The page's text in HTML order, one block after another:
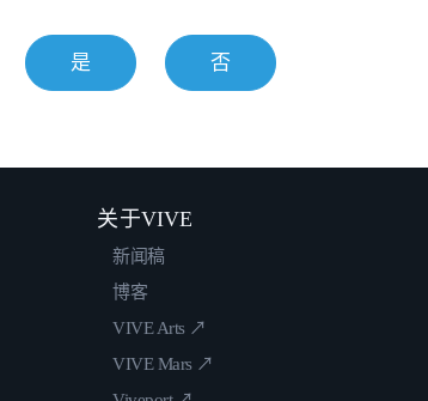
是 否
关于VIVE
新闻稿
博客
VIVE Arts ↗
VIVE Mars ↗